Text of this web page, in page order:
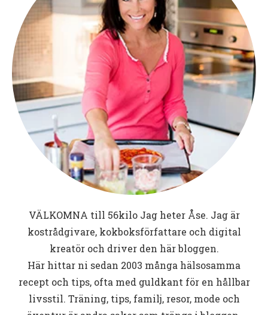
VÄLKOMNA till 56kiloJag heter Åse. Jag är
kostrådgivare, kokboksförfattare och digital
kreatör och driver den här bloggen.
Här hittar ni sedan 2003 många hälsosamma
recept och tips, ofta med guldkant för en hållbar
livsstil. Träning, tips, familj, resor, mode och